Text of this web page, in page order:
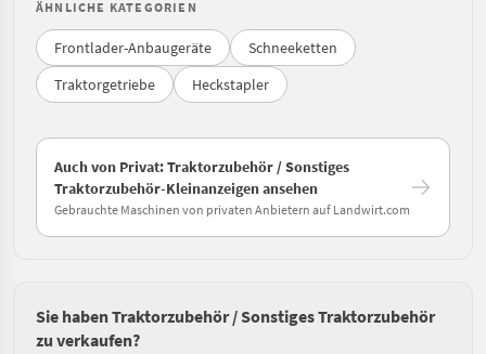
ÄHNLICHE KATEGORIEN
Frontlader-Anbaugeräte
Schneeketten
Traktorgetriebe
Heckstapler
Auch von Privat: Traktorzubehör / Sonstiges
Traktorzubehör-Kleinanzeigen ansehen
Gebrauchte Maschinen von privaten Anbietern auf Landwirt.com
Sie haben Traktorzubehör / Sonstiges Traktorzubehör
zu verkaufen?